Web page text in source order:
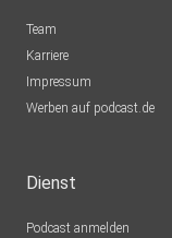
Team
Karriere
Impressum
Werben auf podcast.de
Dienst
Podcast anmelden